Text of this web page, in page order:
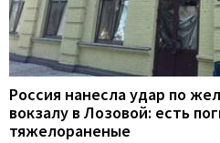
Россия нанесла удар по
вокзалу в Лозовой: есть
тяжелораненые